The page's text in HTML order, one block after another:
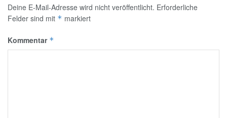
Deine E-Mail-Adresse wird nicht veröffentlicht. Erforderliche
Felder sind mit * markiert
Kommentar *